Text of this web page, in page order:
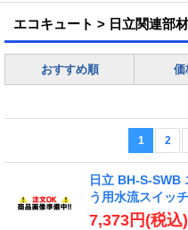
エコキュート > 日立関連部材
おすすめ順 価
1 2
日立 BH-S-SWB
う用水流スイッチ
7,373円 (税込)